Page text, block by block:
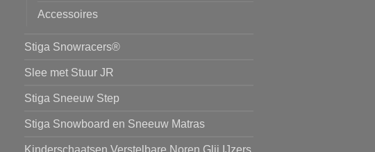
Accessoires
Stiga Snowracers®
Slee met Stuur JR
Stiga Sneeuw Step
Stiga Snowboard en Sneeuw Matras
Kinderschaatsen Verstelbare Noren Glij IJzers